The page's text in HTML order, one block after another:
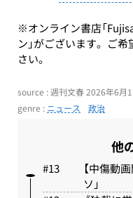
※オンライン書店「
ン」がございます。ご希
さい。
source : 週刊文春 2026年6月
genre : ニュース 政治
他
【中傷動
ソ」